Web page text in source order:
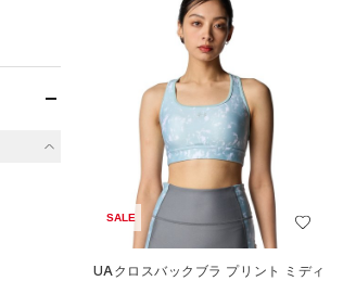
SALE
UAクロスバックブラ プリント ミディ